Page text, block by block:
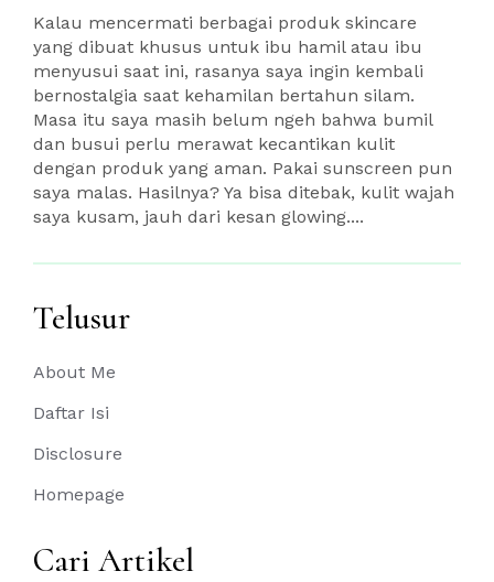
Kalau mencermati berbagai produk skincare
yang dibuat khusus untuk ibu hamil atau ibu
menyusui saat ini, rasanya saya ingin kembali
bernostalgia saat kehamilan bertahun silam.
Masa itu saya masih belum ngeh bahwa bumil
dan busui perlu merawat kecantikan kulit
dengan produk yang aman. Pakai sunscreen pun
saya malas. Hasilnya? Ya bisa ditebak, kulit wajah
saya kusam, jauh dari kesan glowing....
Telusur
About Me
Daftar Isi
Disclosure
Homepage
Cari Artikel